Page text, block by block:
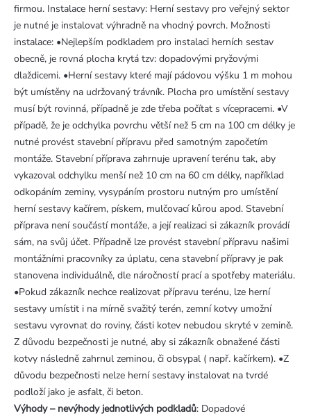
firmou. Instalace herní sestavy: Herní sestavy pro veřejný sektor
je nutné je instalovat výhradně na vhodný povrch. Možnosti
instalace: •Nejlepším podkladem pro instalaci herních sestav
obecně, je rovná plocha krytá tzv: dopadovými pryžovými
dlaždicemi. •Herní sestavy které mají pádovou výšku 1 m mohou
být umístěny na udržovaný trávník. Plocha pro umístění sestavy
musí být rovinná, případně je zde třeba počítat s vícepracemi. •V
případě, že je odchylka povrchu větší než 5 cm na 100 cm délky je
nutné provést stavební přípravu před samotným započetím
montáže. Stavební příprava zahrnuje upravení terénu tak, aby
vykazoval odchylku menší než 10 cm na 60 cm délky, například
odkopáním zeminy, vysypáním prostoru nutným pro umístění
herní sestavy kačírem, pískem, mulčovací kůrou apod. Stavební
příprava není součástí montáže, a její realizaci si zákazník provádí
sám, na svůj účet. Případně lze provést stavební přípravu našimi
montážními pracovníky za úplatu, cena stavební přípravy je pak
stanovena individuálně, dle náročností prací a spotřeby materiálu.
•Pokud zákazník nechce realizovat přípravu terénu, lze herní
sestavy umístit i na mírně svažitý terén, zemní kotvy umožní
sestavu vyrovnat do roviny, části kotev nebudou skryté v zemině.
Z důvodu bezpečnosti je nutné, aby si zákazník obnažené části
kotvy následně zahrnul zeminou, či obsypal ( např. kačírkem). •Z
důvodu bezpečnosti nelze herní sestavy instalovat na tvrdé
podloží jako je asfalt, či beton.
Výhody – nevýhody jednotlivých podkladů: Dopadové